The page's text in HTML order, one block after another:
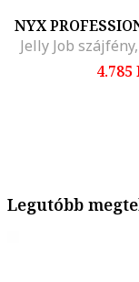
NYX
Jelly Job
4.785
Legutóbb